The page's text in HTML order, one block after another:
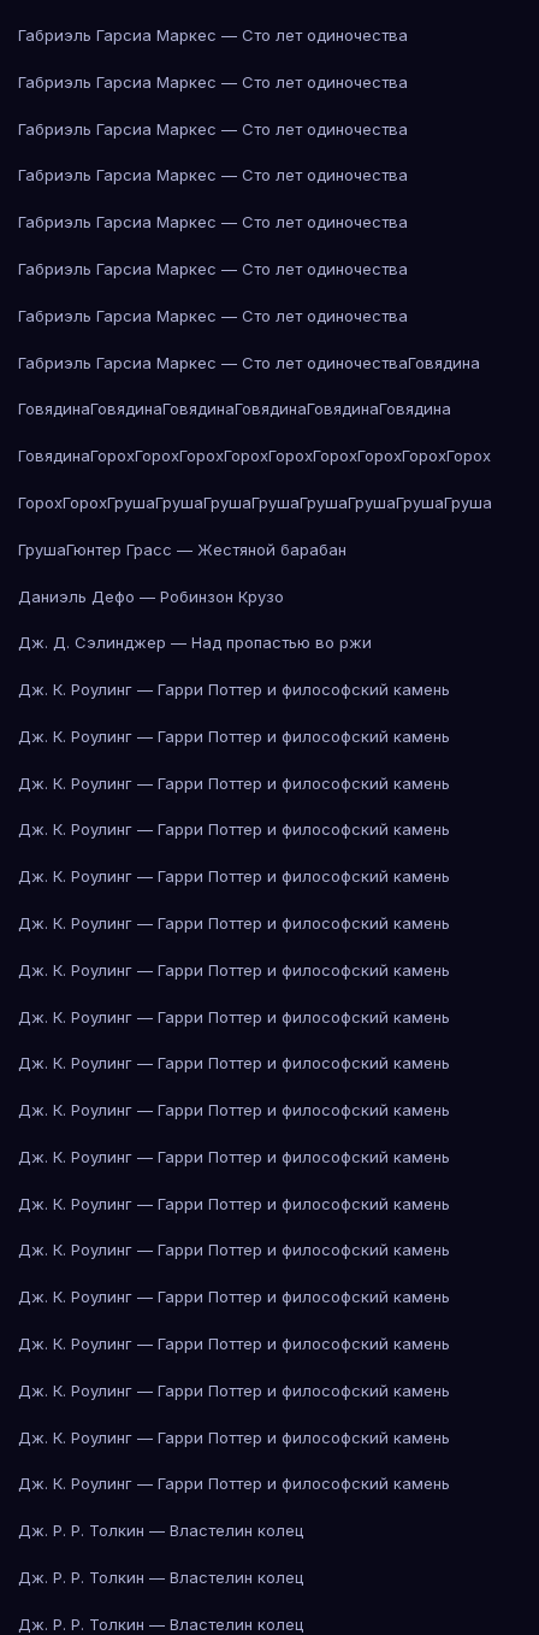
Габриэль Гарсиа Маркес — Сто лет одиночества
Габриэль Гарсиа Маркес — Сто лет одиночества
Габриэль Гарсиа Маркес — Сто лет одиночества
Габриэль Гарсиа Маркес — Сто лет одиночества
Габриэль Гарсиа Маркес — Сто лет одиночества
Габриэль Гарсиа Маркес — Сто лет одиночества
Габриэль Гарсиа Маркес — Сто лет одиночества
Габриэль Гарсиа Маркес — Сто лет одиночестваГовядина
ГовядинаГовядинаГовядинаГовядинаГовядинаГовядина
ГовядинаГорохГорохГорохГорохГорохГорохГорохГорохГорох
ГорохГорохГрушаГрушаГрушаГрушаГрушаГрушаГрушаГруша
ГрушаГюнтер Грасс — Жестяной барабан
Даниэль Дефо — Робинзон Крузо
Дж. Д. Сэлинджер — Над пропастью во ржи
Дж. К. Роулинг — Гарри Поттер и философский камень
Дж. К. Роулинг — Гарри Поттер и философский камень
Дж. К. Роулинг — Гарри Поттер и философский камень
Дж. К. Роулинг — Гарри Поттер и философский камень
Дж. К. Роулинг — Гарри Поттер и философский камень
Дж. К. Роулинг — Гарри Поттер и философский камень
Дж. К. Роулинг — Гарри Поттер и философский камень
Дж. К. Роулинг — Гарри Поттер и философский камень
Дж. К. Роулинг — Гарри Поттер и философский камень
Дж. К. Роулинг — Гарри Поттер и философский камень
Дж. К. Роулинг — Гарри Поттер и философский камень
Дж. К. Роулинг — Гарри Поттер и философский камень
Дж. К. Роулинг — Гарри Поттер и философский камень
Дж. К. Роулинг — Гарри Поттер и философский камень
Дж. К. Роулинг — Гарри Поттер и философский камень
Дж. К. Роулинг — Гарри Поттер и философский камень
Дж. К. Роулинг — Гарри Поттер и философский камень
Дж. К. Роулинг — Гарри Поттер и философский камень
Дж. Р. Р. Толкин — Властелин колец
Дж. Р. Р. Толкин — Властелин колец
Дж. Р. Р. Толкин — Властелин колец